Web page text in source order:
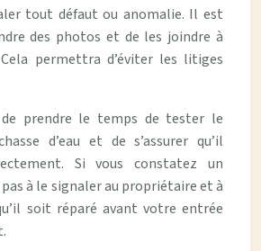
tout défaut ou anomalie. Il est
des photos et de les joindre à
permettra d’éviter les litiges
prendre le temps de tester le
d’eau et de s’assurer qu’il
Si vous constatez un
à le signaler au propriétaire et à
soit réparé avant votre entrée